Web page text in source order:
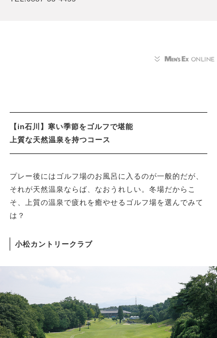
【in石川】寒い季節をゴルフで堪能
上質な天然温泉を持つコース
プレー後にはゴルフ場のお風呂に入るのが一般的だが、
それが天然温泉ならば、なおうれしい。冬場だからこ
そ、上質の温泉で疲れを癒やせるゴルフ場を選んでみて
は？
小松カントリークラブ